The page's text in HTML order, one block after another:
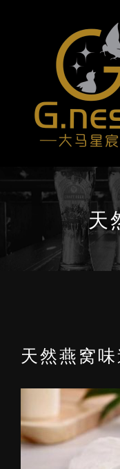
天
天然燕窝味